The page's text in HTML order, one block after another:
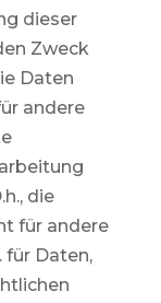
dieser
Zweck
Daten
andere
die
für andere
für Daten,